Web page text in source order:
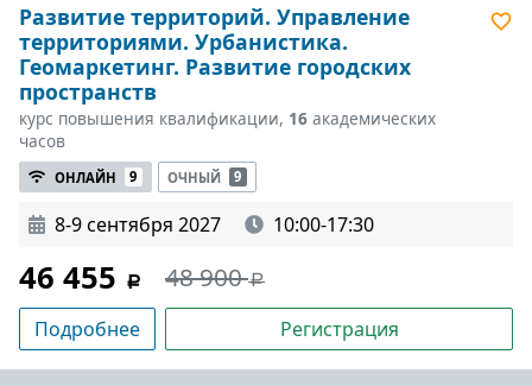
Развитие территорий. Управление
территориями. Урбанистика.
Геомаркетинг. Развитие городских
пространств
курс повышения квалификации, 16 академических
часов
ОНЛАЙН 9 ОЧНЫЙ 9
8-9 сентября 2027 10:00-17:30
46 455 48 900
Подробнее Регистрация